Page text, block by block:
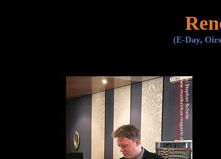
(E-Day,